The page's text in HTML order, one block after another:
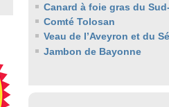
Canard à foie gras du
Comté Tolosan
Veau de l’Aveyron et du
Jambon de Bayonne